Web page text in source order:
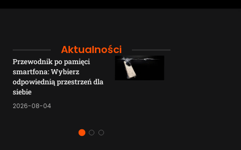
Aktualności
Przewodnik po pamięci
smartfona: Wybierz
odpowiednią przestrzeń dla
siebie
2026-08-04